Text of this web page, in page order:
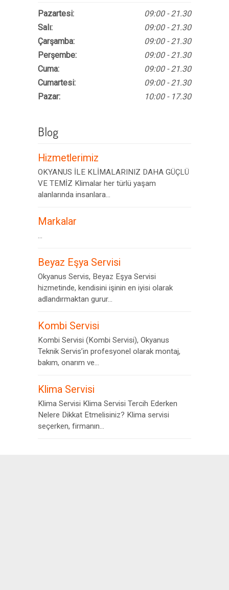
Pazartesi:
Salı:
Çarşamba:
Perşembe:
Cuma:
Cumartesi:
Pazar:
09:00 - 21.30
09:00 - 21.30
09:00 - 21.30
09:00 - 21.30
09:00 - 21.30
09:00 - 21.30
10:00 - 17.30
Blog
Hizmetlerimiz
OKYANUS İLE KLİMALARINIZ DAHA GÜÇLÜ
VE TEMİZ Klimalar her türlü yaşam
alanlarında insanlara...
Markalar
...
Beyaz Eşya Servisi
Okyanus Servis, Beyaz Eşya Servisi
hizmetinde, kendisini işinin en iyisi olarak
adlandırmaktan gurur...
Kombi Servisi
Kombi Servisi (Kombi Servisi), Okyanus
Teknik Servis’in profesyonel olarak montaj,
bakım, onarım ve...
Klima Servisi
Klima Servisi Klima Servisi Tercih Ederken
Nelere Dikkat Etmelisiniz? Klima servisi
seçerken, firmanın...